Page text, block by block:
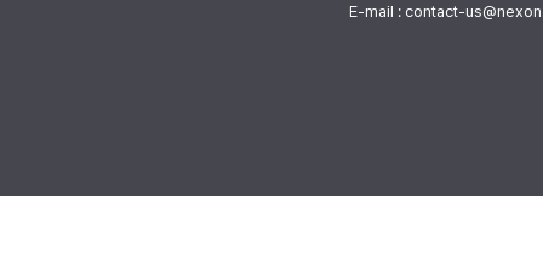
E-mail : contact-